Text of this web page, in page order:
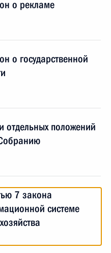
о рекламе
о государственной
положений
7 закона
системе